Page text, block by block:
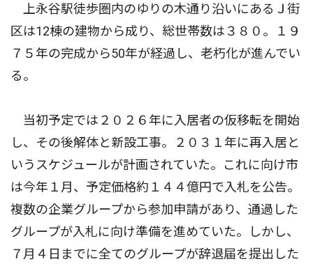
上永谷駅徒歩圏内のゆりの木通り沿いにあるＪ街
区は12棟の建物から成り、総世帯数は３８０。１９
７５年の完成から50年が経過し、老朽化が進んでい
る。
当初予定では２０２６年に入居者の仮移転を開始
し、その後解体と新設工事。２０３１年に再入居と
いうスケジュールが計画されていた。これに向け市
は今年１月、予定価格約１４４億円で入札を公告。
複数の企業グループから参加申請があり、通過した
グループが入札に向け準備を進めていた。しかし、
７月４日までに全てのグループが辞退届を提出した